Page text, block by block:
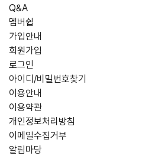
Q&A
멤버쉽
가입안내
회원가입
로그인
아이디/비밀번호찾기
이용안내
이용약관
개인정보처리방침
이메일수집거부
알림마당